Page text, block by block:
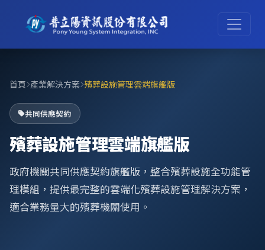
首頁 產業解決方案 殯葬設施管理雲端旗艦版
共同供應契約
殯葬設施管理雲端旗艦版
政府機關共同供應契約旗艦版，整合殯葬設施全功能管
理模組，提供最完整的雲端化殯葬設施管理解決方案，
適合業務量大的殯葬機關使用。